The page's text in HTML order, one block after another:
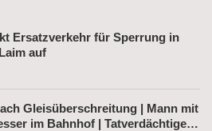
Ersatzverkehr für Sperrung in
auf
Gleisüberschreitung | Mann mit
im Bahnhof | Tatverdächtiger